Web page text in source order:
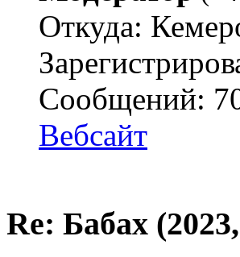
Откуда:
Сообщений:
Вебсайт
Re: Бабах